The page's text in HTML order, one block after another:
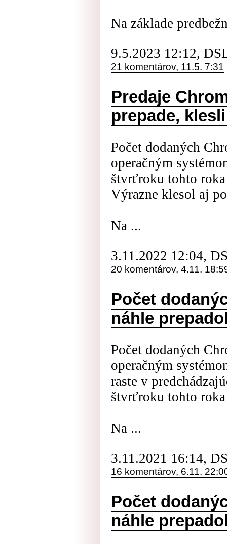
Na základe
9.5.2023 12:12,
21 komentárov, 11.5. 7:31
Predaje
prepade,
Počet dodaných
operačným
štvrťroku tohto roka
Výrazne klesol aj
Na ...
3.11.2022 12:04,
20 komentárov, 4.11.
Počet
náhle
Počet dodaných
operačným
raste v
štvrťroku tohto
Na ...
3.11.2021 16:14,
16 komentárov, 6.11.
Počet
náhle